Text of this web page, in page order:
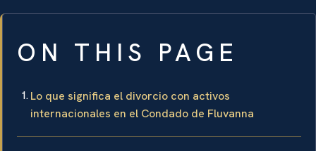
ON THIS PAGE
Lo que significa el divorcio con activos
internacionales en el Condado de Fluvanna